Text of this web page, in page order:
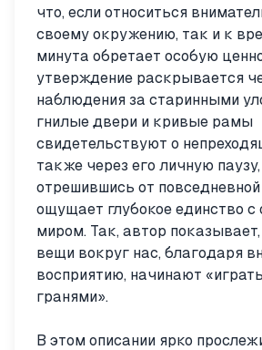
что, если относиться
своему окружению, так и к
минута обретает особую
утверждение раскрывается
наблюдения за старинными
гнилые двери и кривые рамы
свидетельствуют о
также через его личную
отрешившись от
ощущает глубокое единство
миром. Так, автор
вещи вокруг нас, благодаря
восприятию, начинают
гранями».
В этом описании ярко